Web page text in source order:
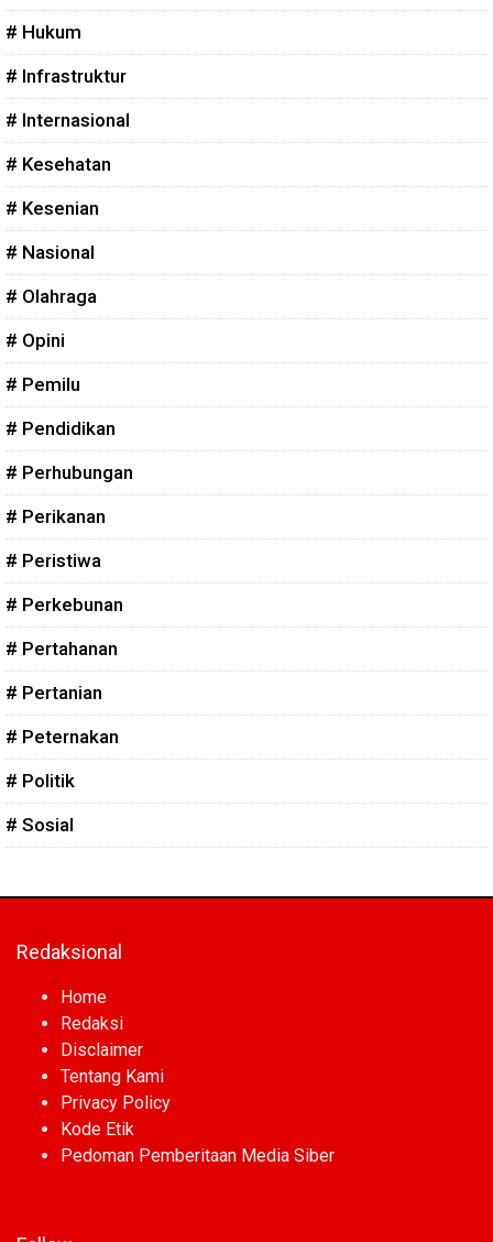
# Hukum
# Infrastruktur
# Internasional
# Kesehatan
# Kesenian
# Nasional
# Olahraga
# Opini
# Pemilu
# Pendidikan
# Perhubungan
# Perikanan
# Peristiwa
# Perkebunan
# Pertahanan
# Pertanian
# Peternakan
# Politik
# Sosial
Redaksional
Home
Redaksi
Disclaimer
Tentang Kami
Privacy Policy
Kode Etik
Pedoman Pemberitaan Media Siber